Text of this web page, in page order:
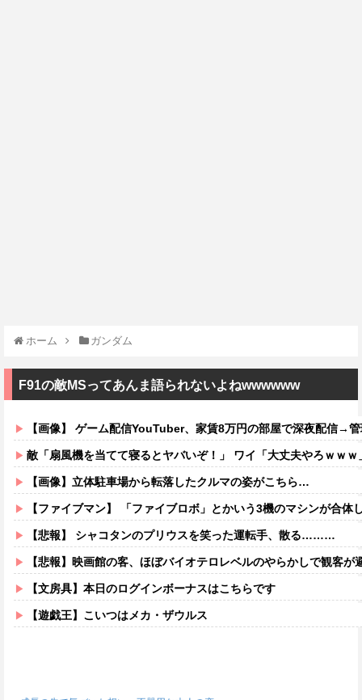
ホーム ガンダム
F91の敵MSってあんま語られないよねwwwwww
【画像】 ゲーム配信YouTuber、家賃8万円の部屋で深夜配信→管理会社
敵「扇風機を当てて寝るとヤバいぞ！」 ワイ「大丈夫やろｗｗｗ
【画像】立体駐車場から転落したクルマの姿がこちら…
【ファイブマン】 「ファイブロボ」とかいう3機のマシンが合体
【悲報】 シャコタンのプリウスを笑った運転手、散る………
【悲報】映画館の客、ほぼバイオテロレベルのやらかしで観客が
【文房具】本日のログインボーナスはこちらです
【遊戯王】こいつはメカ・ザウルス